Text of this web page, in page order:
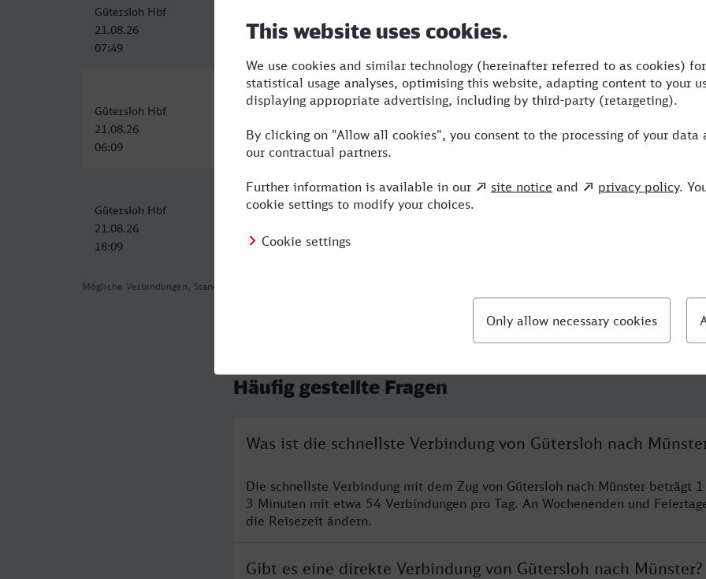
Mögliche Verbindungen, Stand: 2026-08-07 03:21
Gütersloh Hbf
21.08.26
07:49
21.08.26
Gütersloh Hbf
21.08.26
06:09
Münster (Westf) Hbf
21.08.26
1:08 1 ERB,NX
Gütersloh Hbf
21.08.26
18:09
Münster (Westf) Hbf
19:17
1:08
Häufig gestellte Fragen
Was ist die schnellste Verbindung von Gütersloh nach
Die schnellste Verbindung mit dem Zug von Gütersloh nach Münster beträgt 1
3 Minuten mit etwa 54 Verbindungen pro Tag. An Wochenenden und
die Reisezeit ändern.
Gibt es eine direkte Verbindung von Gütersloh nach Münster?